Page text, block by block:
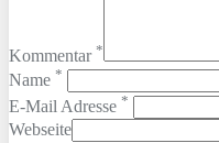
Kommentar *
Name *
E-Mail Adresse *
Webseite